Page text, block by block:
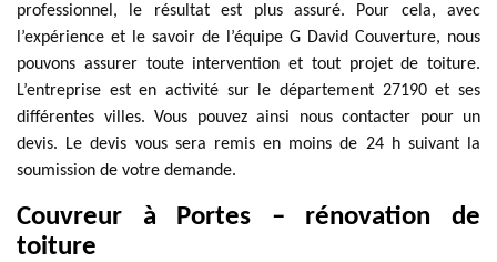
professionnel, le résultat est plus assuré. Pour cela, avec
l’expérience et le savoir de l’équipe G David Couverture, nous
pouvons assurer toute intervention et tout projet de toiture.
L’entreprise est en activité sur le département 27190 et ses
différentes villes. Vous pouvez ainsi nous contacter pour un
devis. Le devis vous sera remis en moins de 24 h suivant la
soumission de votre demande.
Couvreur à Portes – rénovation de
toiture